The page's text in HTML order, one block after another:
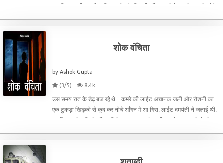
बखूबी साफ़ थी. धूप फैलनी शुरू हो गई थी. हबीब चिक वाले के घर के सामने कोई
शोक वंचिता
by Ashok Gupta
(3/5)
8.4k
उस समय रात के डेढ़ बज रहे थे... कमरे की लाईट अचानक जली और रौशनी का
एक टुकड़ा खिड़की से कूद कर नीचे आँगन में आ गिरा. लाईट दमयंती नें जलाई थी.
वह बिस्तर से उठी और खिड़की के पास आ कर बैठ गयी. उसके बाल खुले थे, चेहरा